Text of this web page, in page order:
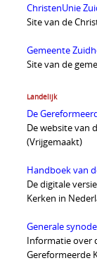
ChristenUnie
Site van de
Gemeente
Site van de
Landelijk
De
De website van
(Vrijgemaakt)
Handboek van
De digitale
Kerken in
Generale synode
Informatie over
Gereformeerde